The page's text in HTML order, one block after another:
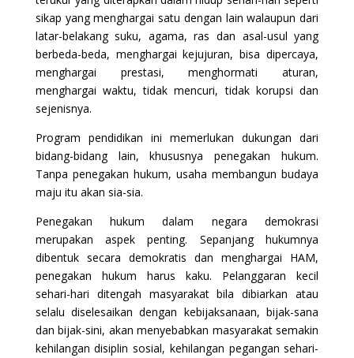
sikap yang menghargai satu dengan lain walaupun dari
latar-belakang suku, agama, ras dan asal-usul yang
berbeda-beda, menghargai kejujuran, bisa dipercaya,
menghargai prestasi, menghormati aturan,
menghargai waktu, tidak mencuri, tidak korupsi dan
sejenisnya.
Program pendidikan ini memerlukan dukungan dari
bidang-bidang lain, khususnya penegakan hukum.
Tanpa penegakan hukum, usaha membangun budaya
maju itu akan sia-sia.
Penegakan hukum dalam negara demokrasi
merupakan aspek penting. Sepanjang hukumnya
dibentuk secara demokratis dan menghargai HAM,
penegakan hukum harus kaku. Pelanggaran kecil
sehari-hari ditengah masyarakat bila dibiarkan atau
selalu diselesaikan dengan kebijaksanaan, bijak-sana
dan bijak-sini, akan menyebabkan masyarakat semakin
kehilangan disiplin sosial, kehilangan pegangan sehari-